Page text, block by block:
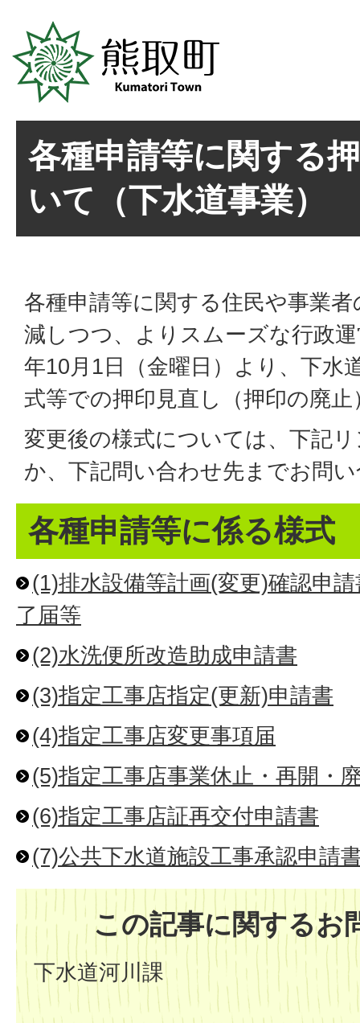
各種申請等に関する
いて（下水道事業）
各種申請等に関する住民や事業
減しつつ、よりスムーズな行政
年10月1日（金曜日）より、下水
式等での押印見直し（押印の廃
変更後の様式については、下記
か、下記問い合わせ先までお問
各種申請等に係る様式
(1)排水設備等計画(変更)確認申
了届等
(2)水洗便所改造助成申請書
(3)指定工事店指定(更新)申請書
(4)指定工事店変更事項届
(5)指定工事店事業休止・再開・
(6)指定工事店証再交付申請書
(7)公共下水道施設工事承認申請
この記事に関するお
下水道河川課